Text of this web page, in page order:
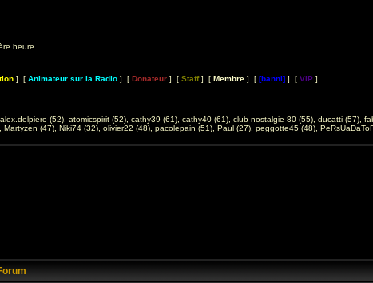
heure.
] [ Animateur sur la Radio ] [ Donateur ] [ Staff] [ Membre ] [ [banni] ] [ VIP ]
alex.delpiero (52) atomicspirit (52) cathy39 (61) cathy40 (61) club nostalgie 80 (55) ducatti (57)
Martyzen (47) Niki74 (32) olivier22 (48) pacolepain (51) Paul (27) peggotte45 (48)